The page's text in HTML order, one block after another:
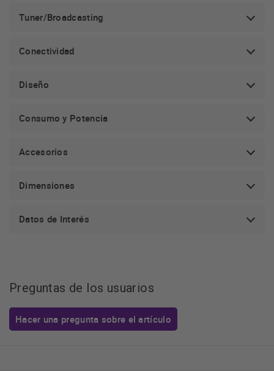
Tuner/Broadcasting
Conectividad
Diseño
Consumo y Potencia
Accesorios
Dimensiones
Datos de Interés
Preguntas de los usuarios
Hacer una pregunta sobre el artículo